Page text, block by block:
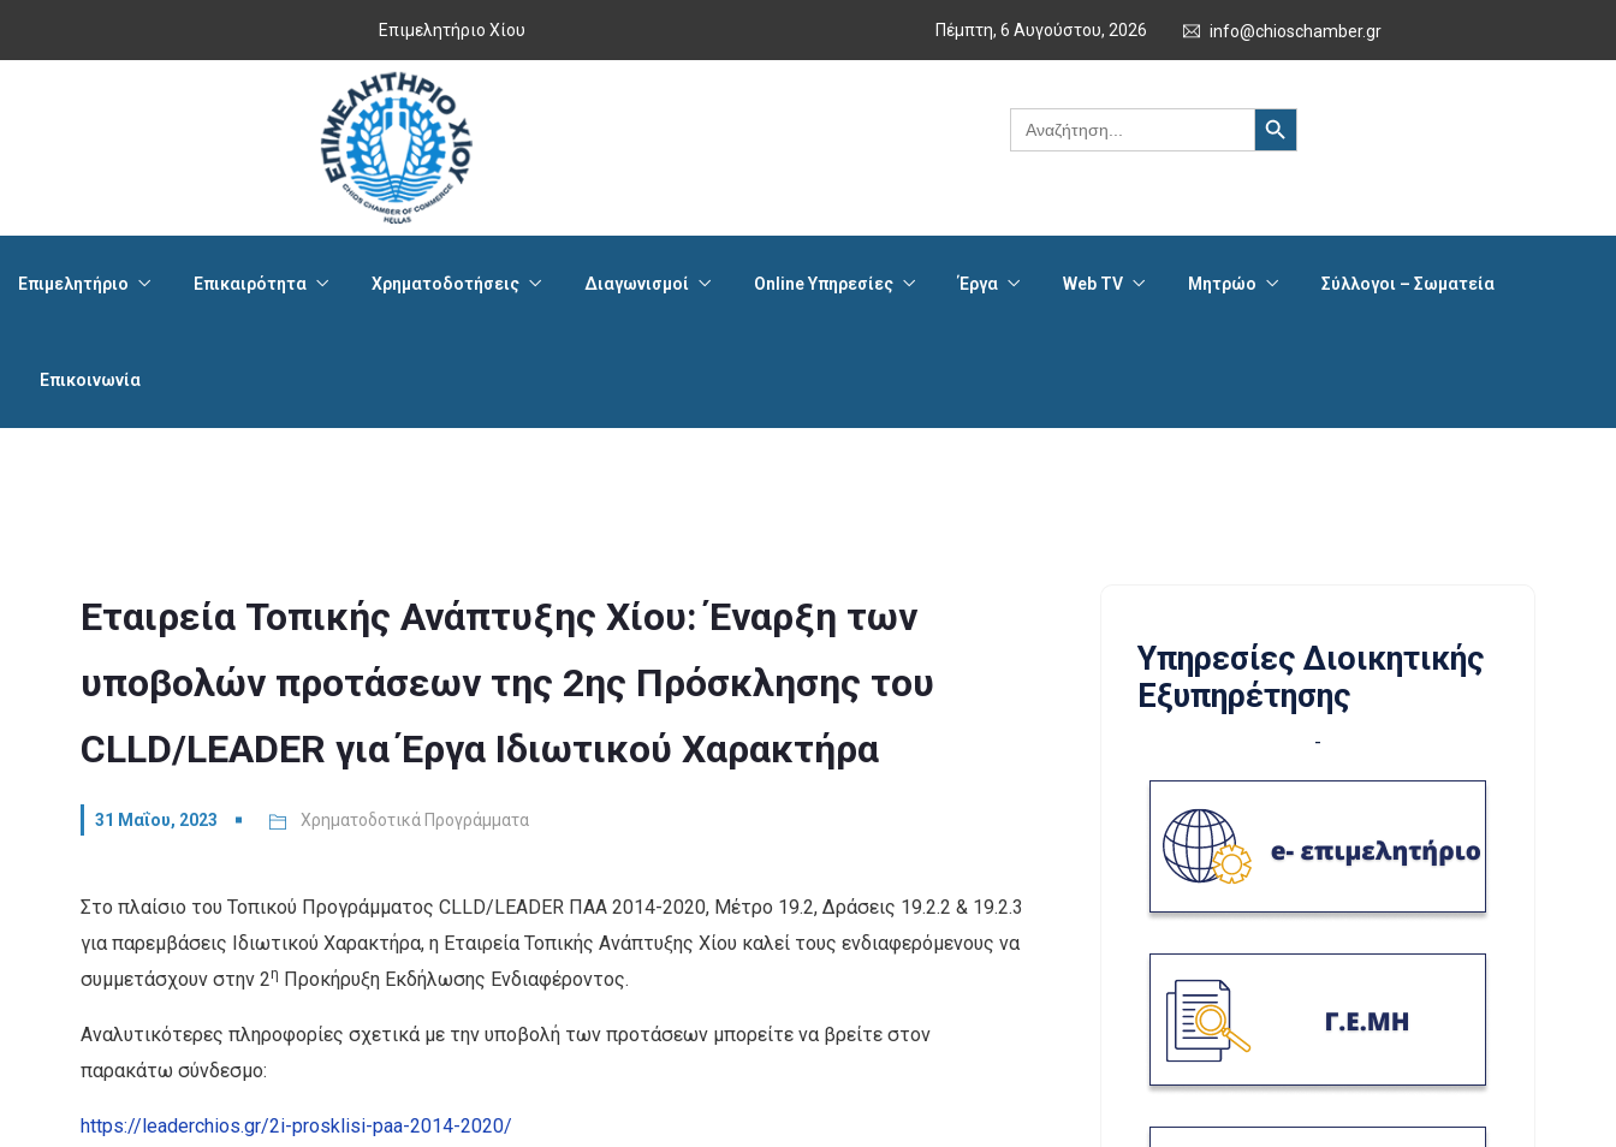
Επιμελητήριο Χίου Πέμπτη, 6 Αυγούστου, 2026 info@chioschamber.gr
Search
for:
Search Button
Επιμελητήριο Επικαιρότητα Χρηματοδοτήσεις Διαγωνισμοί Online Υπηρεσίες Έργα Web TV Μητρώο Σύλλογοι – Σωματεία
Επικοινωνία
Εταιρεία Τοπικής Ανάπτυξης Χίου: Έναρξη των
υποβολών προτάσεων της 2ης Πρόσκλησης του
CLLD/LEADER για Έργα Ιδιωτικού Χαρακτήρα
31 Μαΐου, 2023 Χρηματοδοτικά Προγράμματα
Στο πλαίσιο του Τοπικού Προγράμματος CLLD/LEADER ΠΑΑ 2014-2020, Μέτρο 19.2, Δράσεις 19.2.2 & 19.2.3
για παρεμβάσεις Ιδιωτικού Χαρακτήρα, η Εταιρεία Τοπικής Ανάπτυξης Χίου καλεί τους ενδιαφερόμενους να
συμμετάσχουν στην 2η Προκήρυξη Εκδήλωσης Ενδιαφέροντος.
Αναλυτικότερες πληροφορίες σχετικά με την υποβολή των προτάσεων μπορείτε να βρείτε στον
παρακάτω σύνδεσμο:
https://leaderchios.gr/2i-prosklisi-paa-2014-2020/
Υπηρεσίες Διοικητικής
Εξυπηρέτησης
-